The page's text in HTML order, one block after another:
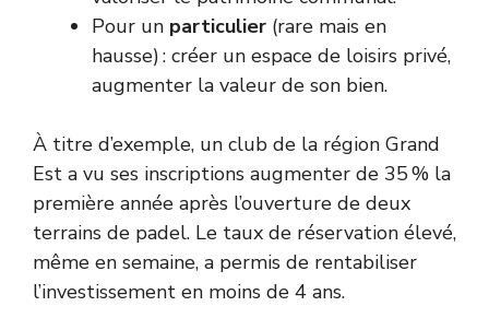
Pour un particulier (rare mais en
hausse) : créer un espace de loisirs privé,
augmenter la valeur de son bien.
À titre d’exemple, un club de la région Grand
Est a vu ses inscriptions augmenter de 35 % la
première année après l’ouverture de deux
terrains de padel. Le taux de réservation élevé,
même en semaine, a permis de rentabiliser
l’investissement en moins de 4 ans.